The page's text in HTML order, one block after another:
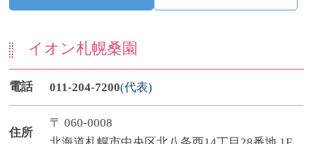
イオン札幌桑園
電話 011-204-7200(代表)
住所
〒 060-0008